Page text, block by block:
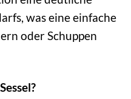
was eine einfache
oder Schuppen